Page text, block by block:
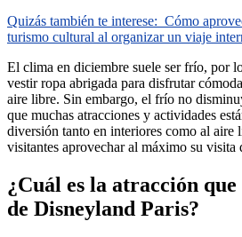
Quizás también te interese: Cómo
turismo cultural al organizar un viaje
El clima en diciembre suele ser frío, por
vestir ropa abrigada para disfrutar
aire libre. Sin embargo, el frío no
que muchas atracciones y actividades
diversión tanto en interiores como al aire
visitantes aprovechar al máximo su visita
¿Cuál es la atracción
de Disneyland Paris?